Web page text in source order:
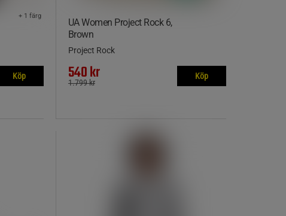
+ 1 färg
Köp
UA Women Project Rock 6,
Brown
Project Rock
540 kr
1.799 kr
Köp